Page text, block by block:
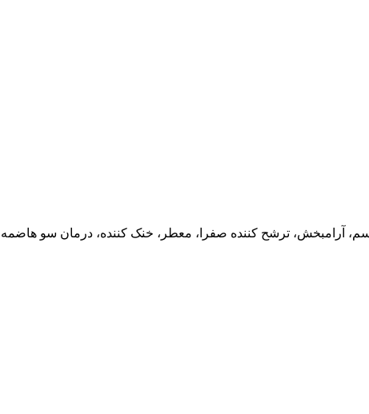
آرامبخش، ترشح کننده صفرا، معطر، خنک کننده، درمان سو هاضمه